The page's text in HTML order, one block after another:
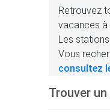
Retrouvez
vacances à
Les
Vous
consultez
Trouver